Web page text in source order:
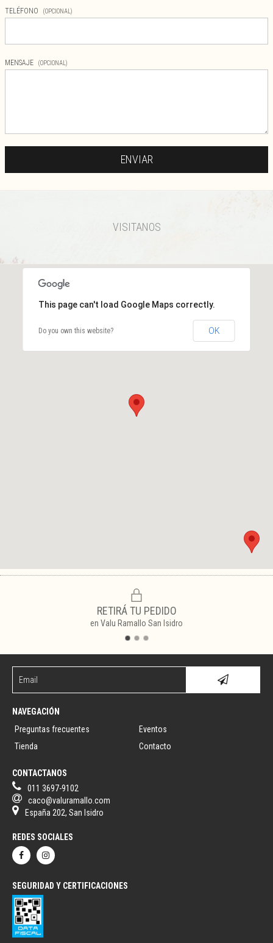
TELÉFONO (OPCIONAL)
MENSAJE (OPCIONAL)
VISITANOS
This page can't load Google Maps correctly.
Do you own this website? OK
RETIRÁ TU PEDIDO
en Valu Ramallo San Isidro
NAVEGACIÓN
Preguntas frecuentes
Eventos
Tienda
Contacto
CONTACTANOS
011 3697-9102
caco@valuramallo.com
España 202, San Isidro
REDES SOCIALES
SEGURIDAD Y CERTIFICACIONES